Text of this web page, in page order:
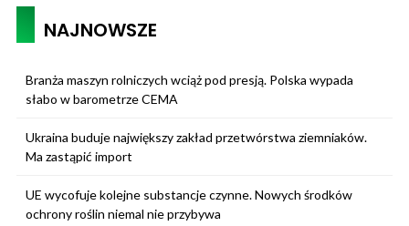
NAJNOWSZE
Branża maszyn rolniczych wciąż pod presją. Polska wypada
słabo w barometrze CEMA
Ukraina buduje największy zakład przetwórstwa ziemniaków.
Ma zastąpić import
UE wycofuje kolejne substancje czynne. Nowych środków
ochrony roślin niemal nie przybywa